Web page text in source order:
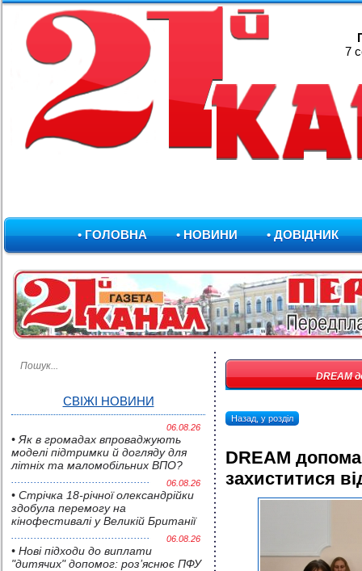
7
• ГОЛОВНА • НОВИНИ • ДОВІДНИК
СВІЖІ НОВИНИ
06.08.26
• Як в громадах впроваджують
моделі підтримки й догляду для
літніх та маломобільних ВПО?
06.08.26
• Стрічка 18-річної олександрійки
здобула перемогу на
кінофестивалі у Великій Британії
06.08.26
• Нові підходи до виплати
"дитячих" допомог: роз’яснює ПФУ
DREAM
Назад, у розділ
DREAM
захиститися